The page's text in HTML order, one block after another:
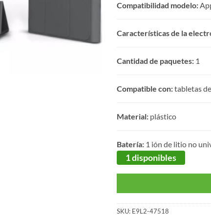
Compatibilidad modelo:
Características de la
Cantidad de paquetes: 1
Compatible con:tabletas
Material: plástico
Batería: 1 ión de litio no
1 disponibles
SKU: E9L2-47518